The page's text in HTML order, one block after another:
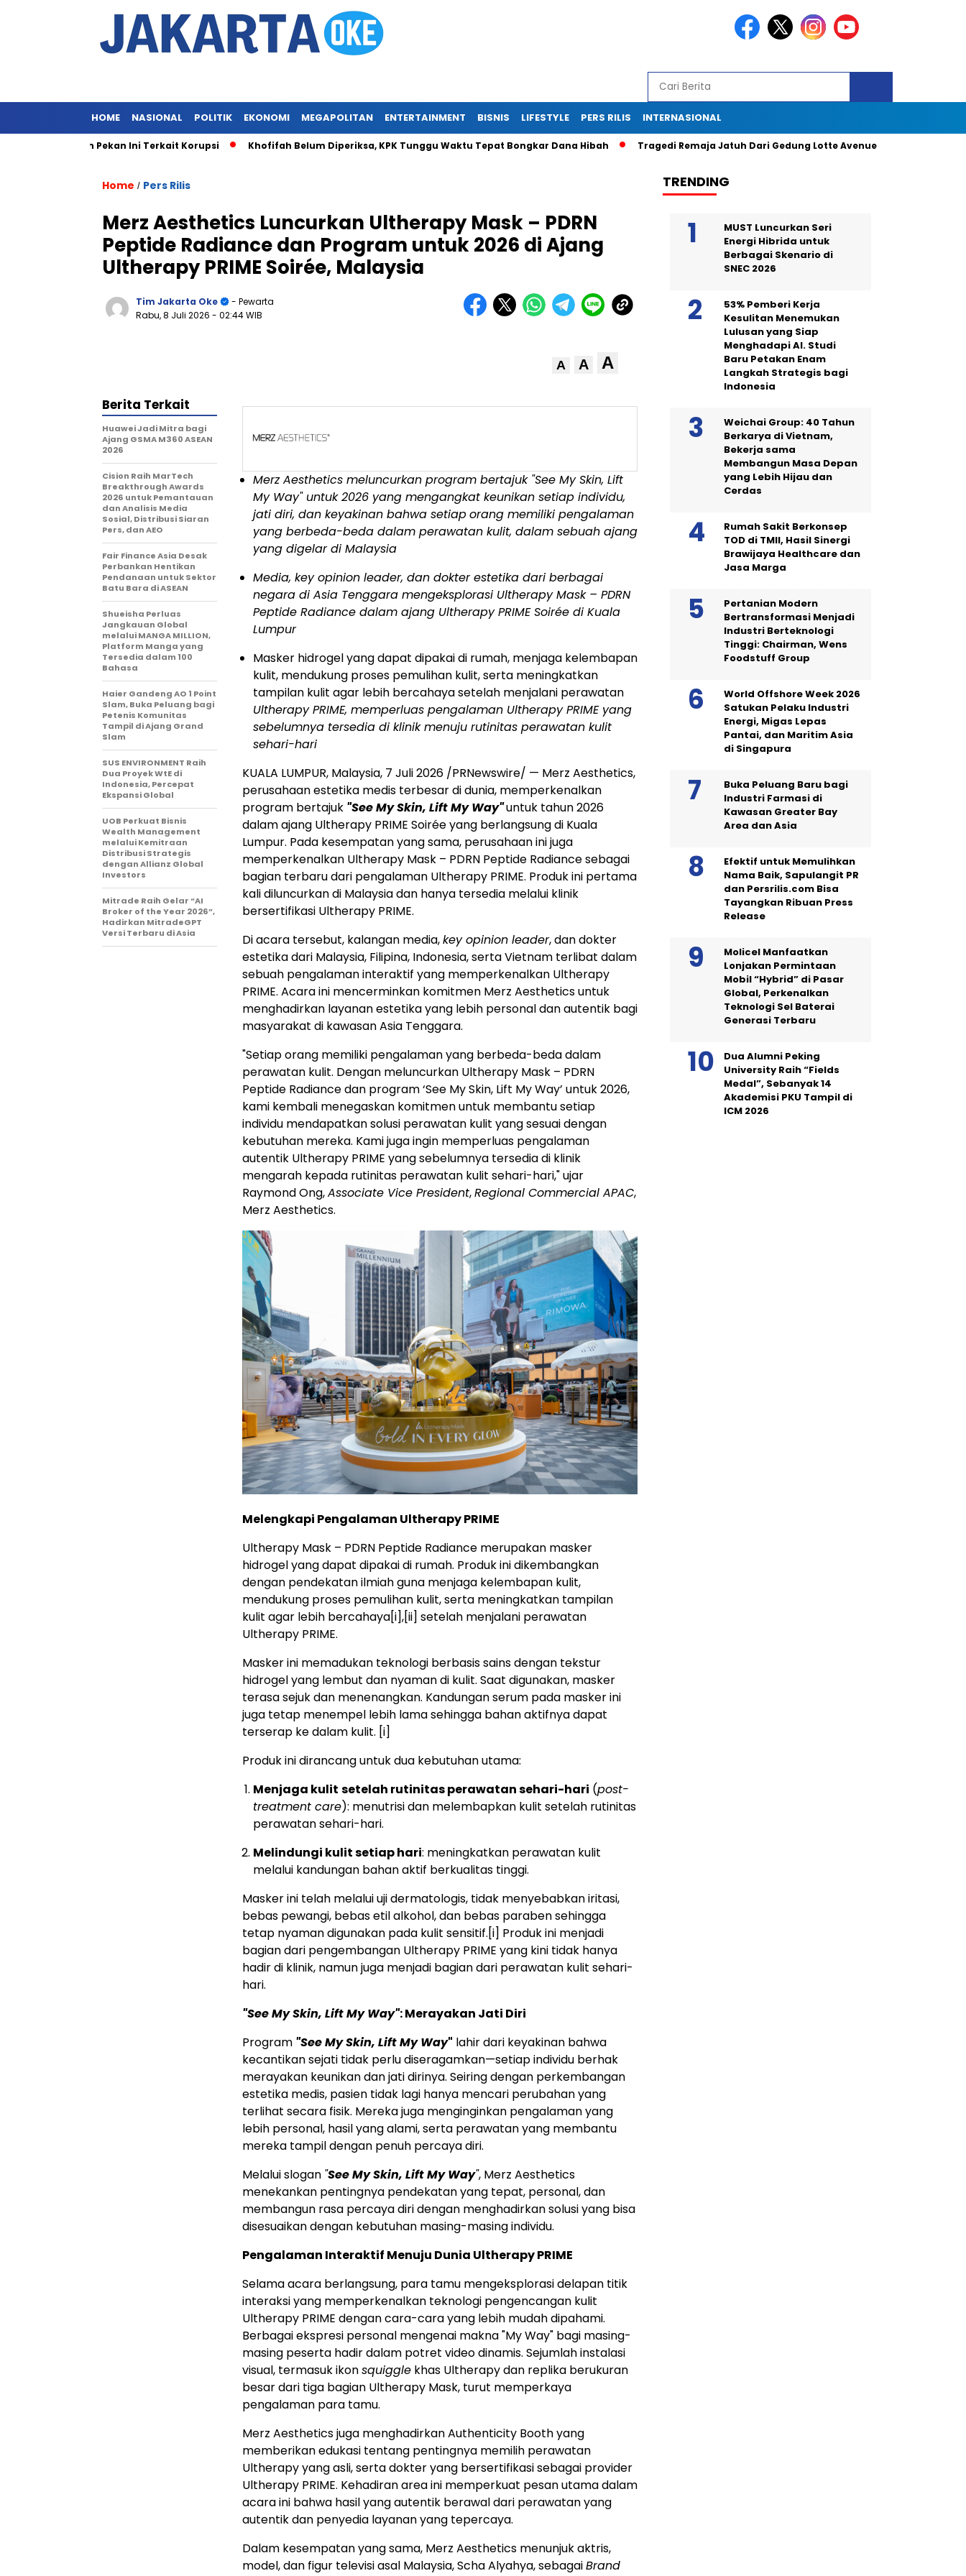
HOME NASIONAL POLITIK EKONOMI MEGAPOLITAN ENTERTAINMENT BISNIS LIFESTYLE PERS RILIS INTERNASIONAL
Khofifah Pekan Ini Terkait Korupsi Khofifah Belum Diperiksa, KPK Tunggu Waktu Tepat Bongkar Dana Hibah Tragedi Remaja Jatuh Dari Gedung Lotte Avenue: Kronologi, Saksi Mata,
Home / Pers Rilis
Merz Aesthetics Luncurkan Ultherapy Mask – PDRN
Peptide Radiance dan Program untuk 2026 di Ajang
Ultherapy PRIME Soirée, Malaysia
Tim Jakarta Oke
- Pewarta
Rabu, 8 Juli 2026 - 02:44 WIB
A A A
Merz Aesthetics meluncurkan program bertajuk "See My Skin, Lift
My Way" untuk 2026 yang mengangkat keunikan setiap individu,
jati diri, dan keyakinan bahwa setiaporang memiliki pengalaman
yang berbeda-beda dalam perawatan kulit, dalam sebuah ajang
yang digelar di Malaysia
Media, key opinion leader, dan dokter estetika dari berbagai
negara di Asia Tenggara mengeksplorasi Ultherapy Mask – PDRN
Peptide Radiance dalam ajang Ultherapy PRIME Soirée di Kuala
Lumpur
Masker hidrogel yang dapat dipakai di rumah, menjaga kelembapan
kulit, mendukung proses pemulihan kulit, serta meningkatkan
tampilan kulit agar lebih bercahaya setelah menjalani perawatan
Ultherapy PRIME, memperluas pengalaman Ultherapy PRIME yang
sebelumnya tersedia di klinik menuju rutinitas perawatan kulit
sehari-hari
KUALA LUMPUR, Malaysia, 7 Juli 2026 /PRNewswire/ — Merz Aesthetics,
perusahaan estetika medis terbesar di dunia, memperkenalkan
program bertajuk "See My Skin, Lift My Way"untuk tahun 2026
dalam ajang Ultherapy PRIME Soirée yang berlangsung di Kuala
Lumpur. Pada kesempatan yang sama, perusahaan ini juga
memperkenalkan Ultherapy Mask – PDRN Peptide Radiance sebagai
bagian terbaru dari pengalaman Ultherapy PRIME. Produk ini pertama
kali diluncurkan di Malaysia dan hanya tersedia melalui klinik
bersertifikasi Ultherapy PRIME.
Di acara tersebut, kalangan media,key opinion leader, dan dokter
estetika dari Malaysia, Filipina, Indonesia, serta Vietnam terlibat dalam
sebuah pengalaman interaktif yang memperkenalkan Ultherapy
PRIME. Acara ini mencerminkan komitmen Merz Aesthetics untuk
menghadirkan layanan estetika yang lebih personal dan autentik bagi
masyarakat di kawasan Asia Tenggara.
"Setiap orang memiliki pengalaman yang berbeda-beda dalam
perawatan kulit. Dengan meluncurkan Ultherapy Mask – PDRN
Peptide Radiance dan program ‘See My Skin, Lift My Way’ untuk 2026,
kami kembali menegaskan komitmen untuk membantu setiap
individu mendapatkan solusi perawatan kulit yang sesuai dengan
kebutuhan mereka. Kami juga ingin memperluas pengalaman
autentik Ultherapy PRIME yang sebelumnya tersedia di klinik
mengarah kepada rutinitas perawatan kulit sehari-hari," ujar
Raymond Ong,Associate Vice President,Regional Commercial APAC,
Merz Aesthetics.
Melengkapi Pengalaman Ultherapy PRIME
Ultherapy Mask – PDRN Peptide Radiance merupakan masker
hidrogel yang dapat dipakai di rumah. Produk ini dikembangkan
dengan pendekatan ilmiah guna menjaga kelembapan kulit,
mendukung proses pemulihan kulit, serta meningkatkan tampilan
kulit agar lebih bercahaya[i],[ii] setelah menjalani perawatan
Ultherapy PRIME.
Masker ini memadukan teknologi berbasis sains dengan tekstur
hidrogel yang lembut dan nyaman di kulit. Saat digunakan, masker
terasa sejuk dan menenangkan. Kandungan serum pada masker ini
juga tetap menempel lebih lama sehingga bahan aktifnya dapat
terserap ke dalam kulit. [i]
Produk ini dirancang untuk dua kebutuhan utama:
Menjaga kulit setelah rutinitas perawatan sehari-hari (post-
treatment care): menutrisi dan melembapkan kulit setelah rutinitas
perawatan sehari-hari.
Melindungi kulit setiap hari: meningkatkan perawatan kulit
melalui kandungan bahan aktif berkualitas tinggi.
Masker ini telah melalui uji dermatologis, tidak menyebabkan iritasi,
bebas pewangi, bebas etil alkohol, dan bebas paraben sehingga
tetap nyaman digunakan pada kulit sensitif.[i] Produk ini menjadi
bagian dari pengembangan Ultherapy PRIME yang kini tidak hanya
hadir di klinik, namun juga menjadi bagian dari perawatan kulit sehari-
hari.
"See My Skin, Lift My Way": Merayakan Jati Diri
Program "See My Skin, Lift My Way" lahir dari keyakinan bahwa
kecantikan sejati tidak perlu diseragamkan—setiap individu berhak
merayakan keunikan dan jati dirinya. Seiring dengan perkembangan
estetika medis, pasien tidak lagi hanya mencari perubahan yang
terlihat secara fisik. Mereka juga menginginkan pengalaman yang
lebih personal, hasil yang alami, serta perawatan yang membantu
mereka tampil dengan penuh percaya diri.
Melalui slogan "See My Skin, Lift My Way", Merz Aesthetics
menekankan pentingnya pendekatan yang tepat, personal, dan
membangun rasa percaya diri dengan menghadirkan solusi yang bisa
disesuaikan dengan kebutuhan masing-masing individu.
Pengalaman Interaktif Menuju Dunia Ultherapy PRIME
Selama acara berlangsung, para tamu mengeksplorasi delapan titik
interaksi yang memperkenalkan teknologi pengencangan kulit
Ultherapy PRIME dengan cara-cara yang lebih mudah dipahami.
Berbagai ekspresi personal mengenai makna "My Way" bagi masing-
masing peserta hadir dalam potret video dinamis. Sejumlah instalasi
visual, termasuk ikonsquiggle khas Ultherapy dan replika berukuran
besar dari tiga bagian Ultherapy Mask, turut memperkaya
pengalaman para tamu.
Merz Aesthetics juga menghadirkan Authenticity Booth yang
memberikan edukasi tentang pentingnya memilih perawatan
Ultherapy yang asli, serta dokter yang bersertifikasi sebagai provider
Ultherapy PRIME. Kehadiran area ini memperkuat pesan utama dalam
acara ini bahwa hasil yang autentik berawal dari perawatan yang
autentik dan penyedia layanan yang tepercaya.
Dalam kesempatan yang sama, Merz Aesthetics menunjuk aktris,
model, dan figur televisi asal Malaysia, Scha Alyahya, sebagaiBrand
Berita Terkait
Huawei Jadi Mitra bagi
Ajang GSMA M360 ASEAN
2026
Cision Raih MarTech
Breakthrough Awards
2026 untuk Pemantauan
dan Analisis Media
Sosial, Distribusi Siaran
Pers, dan AEO
Fair Finance Asia Desak
Perbankan Hentikan
Pendanaan untuk Sektor
Batu Bara di ASEAN
Shueisha Perluas
Jangkauan Global
melalui MANGA MILLION,
Platform Manga yang
Tersedia dalam 100
Bahasa
Haier Gandeng AO 1 Point
Slam, Buka Peluang bagi
Petenis Komunitas
Tampil di Ajang Grand
Slam
SUS ENVIRONMENT Raih
Dua Proyek WtE di
Indonesia, Percepat
Ekspansi Global
UOB Perkuat Bisnis
Wealth Management
melalui Kemitraan
Distribusi Strategis
dengan Allianz Global
Investors
Mitrade Raih Gelar “AI
Broker of the Year 2026”,
Hadirkan MitradeGPT
Versi Terbaru di Asia
TRENDING
MUST Luncurkan Seri
Energi Hibrida untuk
Berbagai Skenario di
SNEC 2026
53% Pemberi Kerja
Kesulitan Menemukan
Lulusan yang Siap
Menghadapi AI. Studi
Baru Petakan Enam
Langkah Strategis bagi
Indonesia
Weichai Group: 40 Tahun
Berkarya di Vietnam,
Bekerja sama
Membangun Masa Depan
yang Lebih Hijau dan
Cerdas
Rumah Sakit Berkonsep
TOD di TMII, Hasil Sinergi
Brawijaya Healthcare dan
Jasa Marga
Pertanian Modern
Bertransformasi Menjadi
Industri Berteknologi
Tinggi: Chairman, Wens
Foodstuff Group
World Offshore Week 2026
Satukan Pelaku Industri
Energi, Migas Lepas
Pantai, dan Maritim Asia
di Singapura
Buka Peluang Baru bagi
Industri Farmasi di
Kawasan Greater Bay
Area dan Asia
Efektif untuk Memulihkan
Nama Baik, Sapulangit PR
dan Persrilis.com Bisa
Tayangkan Ribuan Press
Release
Molicel Manfaatkan
Lonjakan Permintaan
Mobil “Hybrid” di Pasar
Global, Perkenalkan
Teknologi Sel Baterai
Generasi Terbaru
Dua Alumni Peking
University Raih “Fields
Medal”, Sebanyak 14
Akademisi PKU Tampil di
ICM 2026